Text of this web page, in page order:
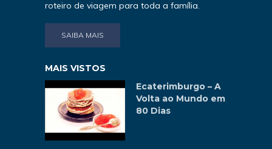
roteiro de viagem para toda a família.
SAIBA MAIS
MAIS VISTOS
Ecaterimburgo – A
Volta ao Mundo em
80 Dias